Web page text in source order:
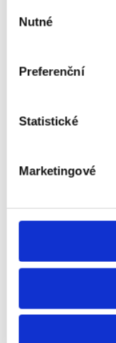
souhlasu
Nutné
Preferenční
Statistické
Marketingové
práce
prací a předání